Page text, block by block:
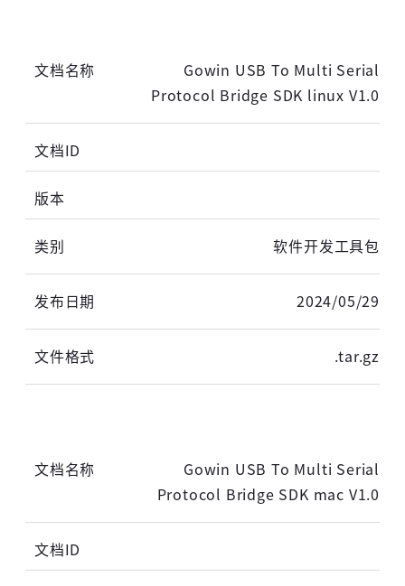
获取验证码
同意
Gowin USB To Multi Serial
Protocol Bridge SDK linux V1.0
软件开发工具包
2024/05/29
.tar.gz
Gowin USB To Multi Serial
Protocol Bridge SDK mac V1.0